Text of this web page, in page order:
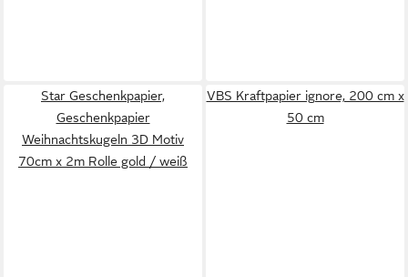
Star Geschenkpapier,
Geschenkpapier
Weihnachtskugeln 3D Motiv
70cm x 2m Rolle gold / weiß
VBS Kraftpapier ignore, 200 cm x
50 cm